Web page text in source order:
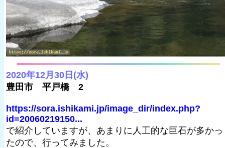
2020年12月30日(水)
豊田市 平戸橋 2
https://sora.ishikami.jp/image_dir/index.php?
id=20060219150...
で紹介していますが、あまりに人工的な巨石が多かっ
たので、行ってみました。